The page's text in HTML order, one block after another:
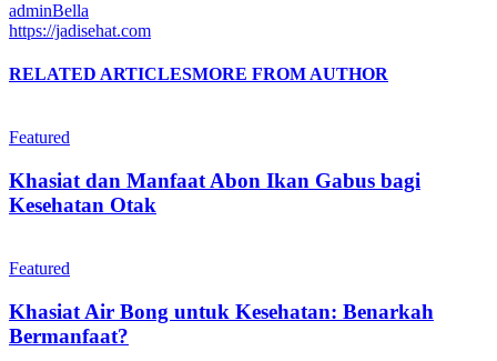
adminBella
https://jadisehat.com
RELATED ARTICLESMORE FROM AUTHOR
Featured
Khasiat dan Manfaat Abon Ikan Gabus bagi
Kesehatan Otak
Featured
Khasiat Air Bong untuk Kesehatan: Benarkah
Bermanfaat?